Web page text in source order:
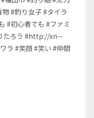
#釣り女子 #タイラ
#初心者でも #ファミ
たろう #http://xn--
ラ #笑顔 #笑い #仲間